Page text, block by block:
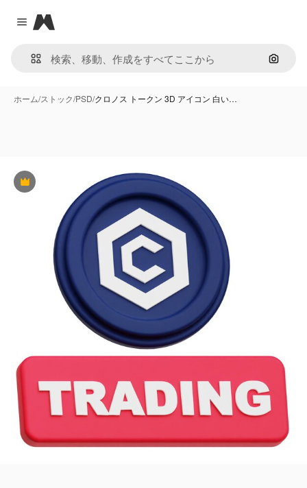
Close menu
Magnific
画像で
ホーム/ストック/PSD/クロノス トークン 3D アイコン 白い…
Premium